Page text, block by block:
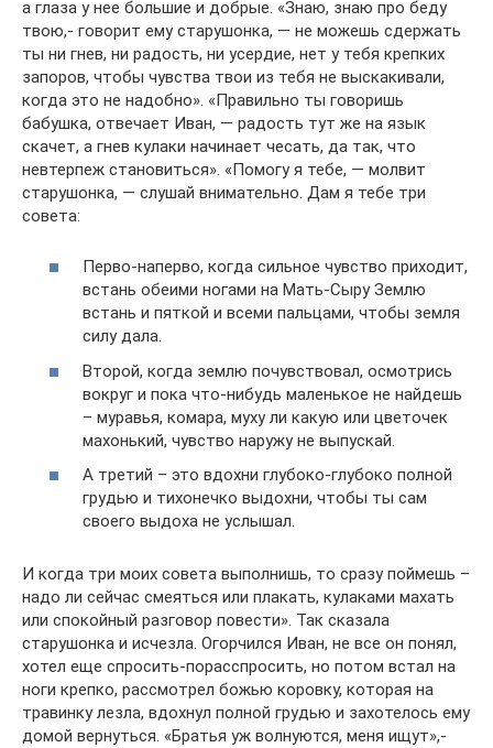
а глаза у нее большие и добрые. «Знаю, знаю про беду
твою,- говорит ему старушонка, — не можешь сдержать
ты ни гнев, ни радость, ни усердие, нет у тебя крепких
запоров, чтобы чувства твои из тебя не выскакивали,
когда это не надобно». «Правильно ты говоришь
бабушка, отвечает Иван, — радость тут же на язык
скачет, а гнев кулаки начинает чесать, да так, что
невтерпеж становиться». «Помогу я тебе, — молвит
старушонка, — слушай внимательно. Дам я тебе три
совета:
Перво-наперво, когда сильное чувство приходит,
встань обеими ногами на Мать-Сыру Землю
встань и пяткой и всеми пальцами, чтобы земля
силу дала.
Второй, когда землю почувствовал, осмотрись
вокруг и пока что-нибудь маленькое не найдешь
– муравья, комара, муху ли какую или цветочек
махонький, чувство наружу не выпускай.
А третий – это вдохни глубоко-глубоко полной
грудью и тихонечко выдохни, чтобы ты сам
своего выдоха не услышал.
И когда три моих совета выполнишь, то сразу поймешь –
надо ли сейчас смеяться или плакать, кулаками махать
или спокойный разговор повести». Так сказала
старушонка и исчезла. Огорчился Иван, не все он понял,
хотел еще спросить-порасспросить, но потом встал на
ноги крепко, рассмотрел божью коровку, которая на
травинку лезла, вдохнул полной грудью и захотелось ему
домой вернуться. «Братья уж волнуются, меня ищут»,-